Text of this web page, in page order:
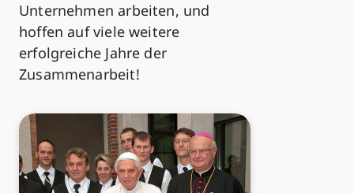
Unternehmen arbeiten, und
hoffen auf viele weitere
erfolgreiche Jahre der
Zusammenarbeit!